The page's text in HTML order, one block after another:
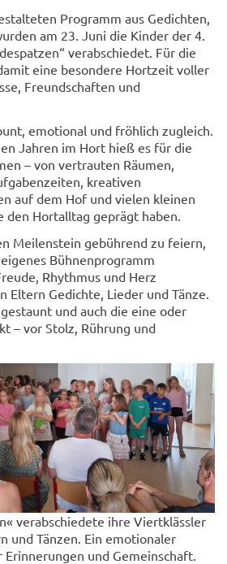
© Clemens Köhler
Programm aus Gedichten,
am 23. Juni die Kinder der 4.
verabschiedet. Für die
eine besondere Hortzeit voller
Freundschaften und
emotional und fröhlich zugleich.
Jahren im Hort hieß es für die
– von vertrauten Räumen,
kreativen
auf dem Hof und vielen kleinen
den Hortalltag geprägt haben.
Meilenstein gebührend zu feiern,
Bühnenprogramm
Rhythmus und Herz
Eltern Gedichte, Lieder und Tänze.
und auch die eine oder
– vor Stolz, Rührung und
verabschiedete ihre Viertklässler
und Tänzen. Ein emotionaler
und Gemeinschaft.